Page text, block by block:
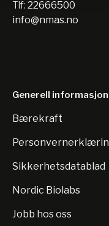
Tlf: 22666500
info@nmas.no
Generell informasjon
Bærekraft
Sikkerhetsdatablad
Nordic Biolabs
Jobb hos oss